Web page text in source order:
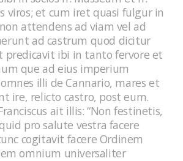
viros; et cum iret quasi fulgur in
attendens ad viam vel ad
ad castrum quod dicitur
predicavit ibi in tanto fervore et
que ad eius imperium
illi de Cannario, mares et
ire, relicto castro, post eum.
ait illis: “Non festinetis,
pro salute vestra facere
cogitavit facere Ordinem
omnium universaliter